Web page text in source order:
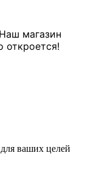
магазин
откроется!
ваших целей